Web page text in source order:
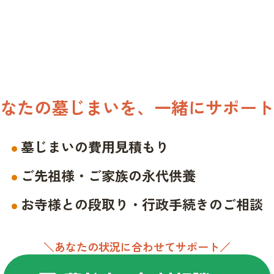
たの墓じまいを、一緒にサポー
墓じまいの費用見積もり
ご先祖様・ご家族の永代供養
お寺様との段取り・行政手続きのご相談
＼あなたの状況に合わせてサポート／